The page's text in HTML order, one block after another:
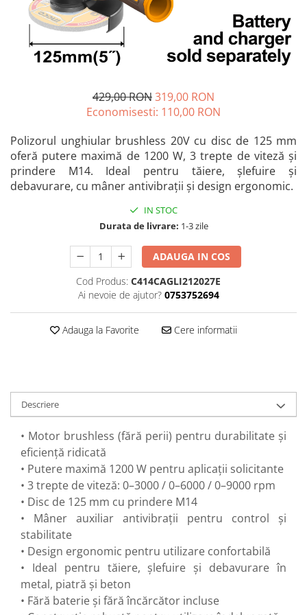
Mașini de șlefuit
Măști de sudură
Nivele cu bulă
Capsatoare
Căni
Drujbă
Echipamente de protecție
Foarfeci Grădină
Grătare Electrice
Grătare și accesorii
Mașină de tocat carne
Oale și vase de gătit
Perne
Pistol pentru vopsit
Presostate/Regulatoare de
presiune
Prelate și Folii de Protecție
Prelungitoare
Rindele electrice
Accesorii rindele
Scule electrice
Accesorii pentru polizor
Accesorii scule electrice
Compresoare aer
Fierastrau sabie
Fierăstrău circular
429,00 RON319,00 RON
Economisesti: 110,00 RON
Polizorul unghiular brushless 20V cu disc de 125 mm
oferă putere maximă de 1200 W, 3 trepte de viteză și
prindere M14. Ideal pentru tăiere, șlefuire și
debavurare, cu mâner antivibrații și design ergonomic.
IN STOC
Durata de livrare: 1-3 zile
ADAUGA IN COS
Cod Produs: C414CAGLI212027E
Ai nevoie de ajutor? 0753752694
Adauga la Favorite Cere informatii
Descriere
• Motor brushless (fără perii) pentru durabilitate și
eficiență ridicată
• Putere maximă 1200 W pentru aplicații solicitante
• 3 trepte de viteză: 0–3000 / 0–6000 / 0–9000 rpm
• Disc de 125 mm cu prindere M14
• Mâner auxiliar antivibrații pentru control și
stabilitate
• Design ergonomic pentru utilizare confortabilă
• Ideal pentru tăiere, șlefuire și debavurare în
metal, piatră și beton
• Fără baterie și fără încărcător incluse